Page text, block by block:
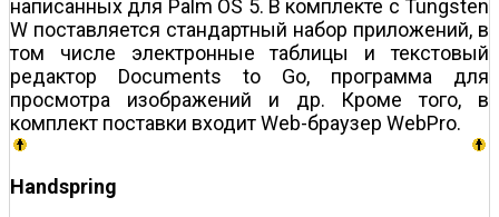
написанных для Palm OS 5. В комплекте с Tungsten
W поставляется стандартный набор приложений, в
том числе электронные таблицы и текстовый
редактор Documents to Go, программа для
просмотра изображений и др. Кроме того, в
комплект поставки входит Web-браузер WebPro.
Handspring